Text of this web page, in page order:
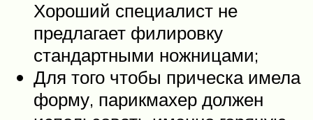
Хороший специалист не
предлагает филировку
стандартными ножницами;
Для того чтобы прическа имела
форму, парикмахер должен